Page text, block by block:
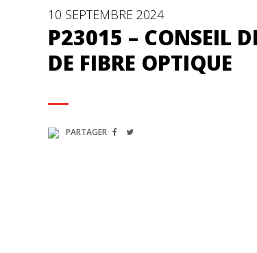
10 SEPTEMBRE 2024
P23015 – CONSEIL
DE FIBRE OPTIQUE
PARTAGER